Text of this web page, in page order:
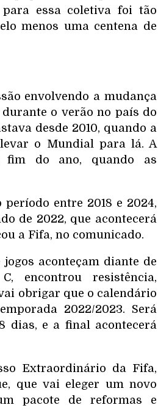
para essa coletiva foi tão
menos uma centena de
envolvendo a mudança
o verão no país do
desde 2010, quando a
o Mundial para lá. A
fim do ano, quando as
entre 2018 e 2024,
de 2022, que acontecerá
a Fifa, no comunicado.
aconteçam diante de
encontrou resistência,
obrigar que o calendário
2022/2023. Será
dias, e a final acontecerá
Extraordinário da Fifa,
que vai eleger um novo
pacote de reformas e